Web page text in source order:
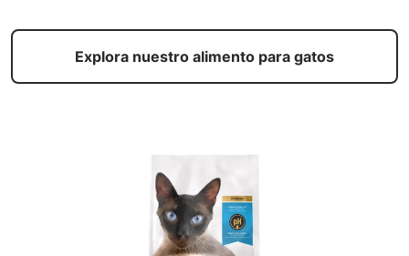
Explora nuestro alimento para gatos